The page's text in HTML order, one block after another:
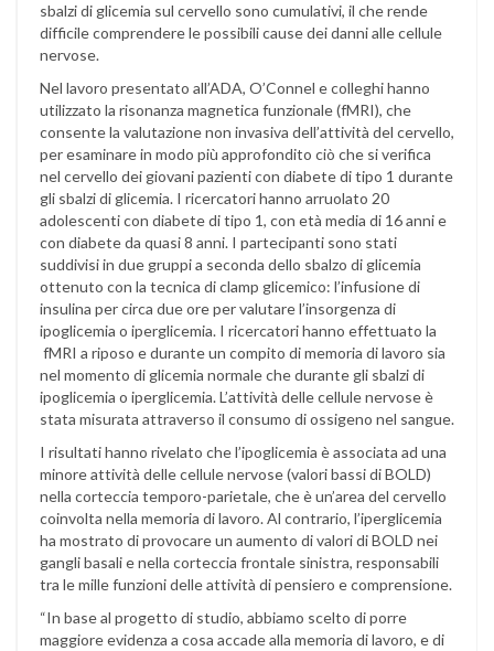
sbalzi di glicemia sul cervello sono cumulativi, il che rende
difficile comprendere le possibili cause dei danni alle cellule
nervose.
Nel lavoro presentato all’ADA, O’Connel e colleghi hanno
utilizzato la risonanza magnetica funzionale (fMRI), che
consente la valutazione non invasiva dell’attività del cervello,
per esaminare in modo più approfondito ciò che si verifica
nel cervello dei giovani pazienti con diabete di tipo 1 durante
gli sbalzi di glicemia. I ricercatori hanno arruolato 20
adolescenti con diabete di tipo 1, con età media di 16 anni e
con diabete da quasi 8 anni. I partecipanti sono stati
suddivisi in due gruppi a seconda dello sbalzo di glicemia
ottenuto con la tecnica di clamp glicemico: l’infusione di
insulina per circa due ore per valutare l’insorgenza di
ipoglicemia o iperglicemia. I ricercatori hanno effettuato la
fMRI a riposo e durante un compito di memoria di lavoro sia
nel momento di glicemia normale che durante gli sbalzi di
ipoglicemia o iperglicemia. L’attività delle cellule nervose è
stata misurata attraverso il consumo di ossigeno nel sangue.
I risultati hanno rivelato che l’ipoglicemia è associata ad una
minore attività delle cellule nervose (valori bassi di BOLD)
nella corteccia temporo-parietale, che è un’area del cervello
coinvolta nella memoria di lavoro. Al contrario, l’iperglicemia
ha mostrato di provocare un aumento di valori di BOLD nei
gangli basali e nella corteccia frontale sinistra, responsabili
tra le mille funzioni delle attività di pensiero e comprensione.
“In base al progetto di studio, abbiamo scelto di porre
maggiore evidenza a cosa accade alla memoria di lavoro, e di